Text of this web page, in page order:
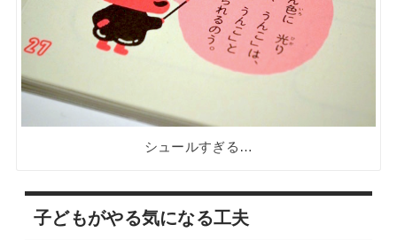
シュールすぎる…
子どもがやる気になる工夫